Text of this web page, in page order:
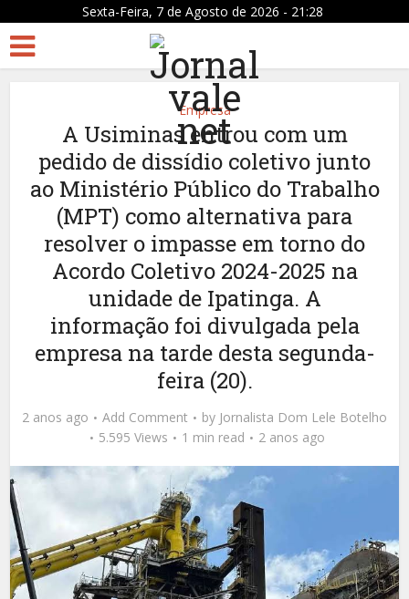
Sexta-Feira, 7 de Agosto de 2026 - 21:28
Empresa
A Usiminas entrou com um
pedido de dissídio coletivo junto
ao Ministério Público do Trabalho
(MPT) como alternativa para
resolver o impasse em torno do
Acordo Coletivo 2024-2025 na
unidade de Ipatinga. A
informação foi divulgada pela
empresa na tarde desta segunda-
feira (20).
2 anos ago Add Comment by Jornalista Dom Lele Botelho
5.595 Views
1 min read 2 anos ago